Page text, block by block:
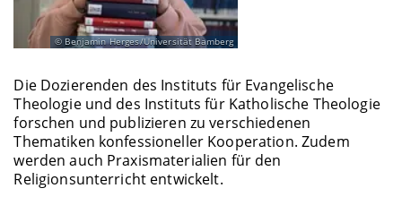
Benjamin Herges/Universität Bamberg
Die Dozierenden des Instituts für Evangelische
Theologie und des Instituts für Katholische Theologie
forschen und publizieren zu verschiedenen
Thematiken konfessioneller Kooperation. Zudem
werden auch Praxismaterialien für den
Religionsunterricht entwickelt.